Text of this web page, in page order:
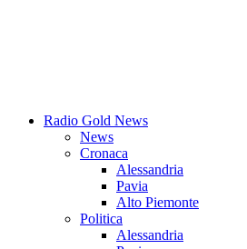
Radio Gold News
News
Cronaca
Alessandria
Pavia
Alto Piemonte
Politica
Alessandria